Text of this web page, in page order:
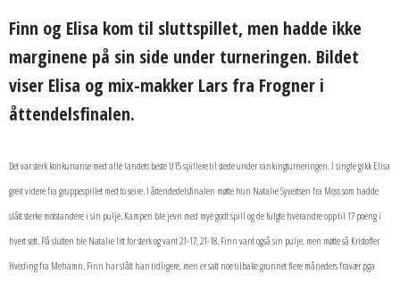
Finn og Elisa kom til sluttspillet, men hadde ikke
marginene på sin side under turneringen. Bildet
viser Elisa og mix-makker Lars fra Frogner i
åttendelsfinalen.
Det var sterk konkurranse med alle landets beste U15 spillere til stede under rankingturneringen. I single gikk Elisa
greit videre fra gruppespillet med to seire. I åttendedelsfinalen møtte hun Natalie Syvertsen fra Moss som hadde
slått sterke motstandere i sin pulje. Kampen ble jevn med mye godt spill og de fulgte hverandre opp til 17 poeng i
hvert sett. På slutten ble Natalie litt for sterk og vant 21-17, 21-18. Finn vant også sin pulje, men møtte så Kristoffer
Hveding fra Mehamn. Finn har slått han tidligere, men er satt noe tilbake grunnet flere måneders fravær pga